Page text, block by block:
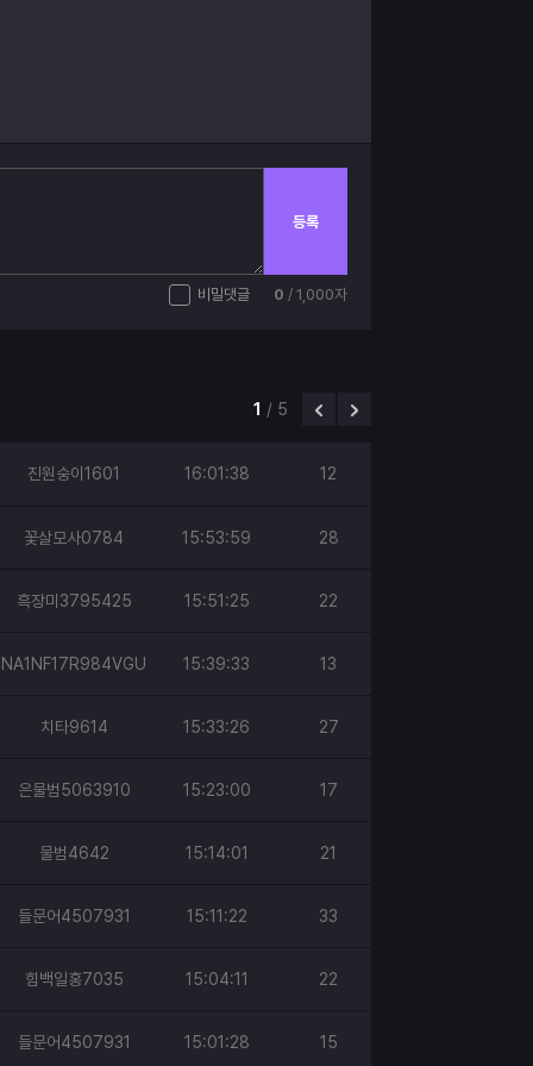
등록
비밀댓글 0 / 1,000자
1 / 5
진원숭이1601 16:01:38 12
꽃살모사0784 15:53:59 28
흑장미3795425 15:51:25 22
NA1NF17R984VGU 15:39:33 13
치타9614 15:33:26 27
은물범5063910 15:23:00 17
물범4642 15:14:01 21
들문어4507931 15:11:22 33
힘백일홍7035 15:04:11 22
들문어4507931 15:01:28 15